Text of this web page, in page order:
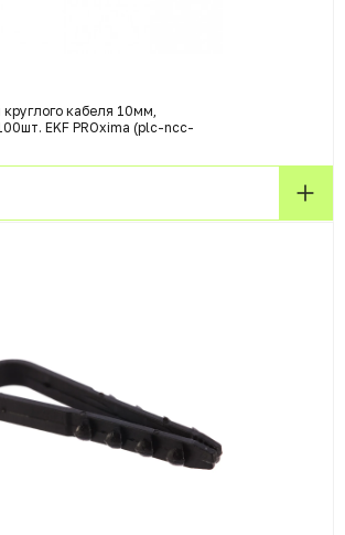
кабеля 10мм,
EKF PROxima (plc-ncc-